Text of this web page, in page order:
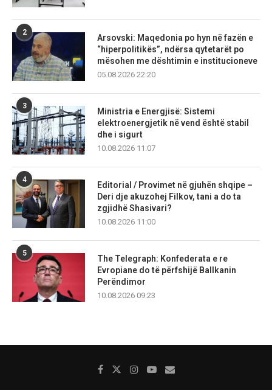
2
Arsovski: Maqedonia po hyn në fazën e
“hiperpolitikës”, ndërsa qytetarët po
mësohen me dështimin e institucioneve
05.08.2026 22:20
3
Ministria e Energjisë: Sistemi
elektroenergjetik në vend është stabil
dhe i sigurt
10.08.2026 11:07
4
Editorial / Provimet në gjuhën shqipe –
Deri dje akuzohej Filkov, tani a do ta
zgjidhë Shasivari?
10.08.2026 11:00
5
The Telegraph: Konfederata e re
Evropiane do të përfshijë Ballkanin
Perëndimor
10.08.2026 09:23